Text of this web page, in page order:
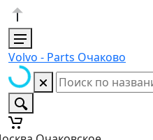
Volvo - Parts Очаково